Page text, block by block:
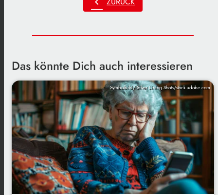
Das könnte Dich auch interessieren
Symbolbild/ Silver Lining Shots/stock.adobe.com